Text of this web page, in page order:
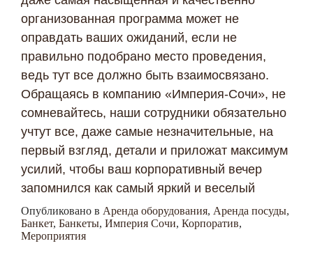
организованная программа может не
оправдать ваших ожиданий, если не
правильно подобрано место проведения,
ведь тут все должно быть взаимосвязано.
Обращаясь в компанию «Империя-Сочи», не
сомневайтесь, наши сотрудники обязательно
учтут все, даже самые незначительные, на
первый взгляд, детали и приложат максимум
усилий, чтобы ваш корпоративный вечер
запомнился как самый яркий и веселый
Опубликовано в Аренда оборудования, Аренда посуды,
Банкет, Банкеты, Империя Сочи, Корпоратив,
Мероприятия